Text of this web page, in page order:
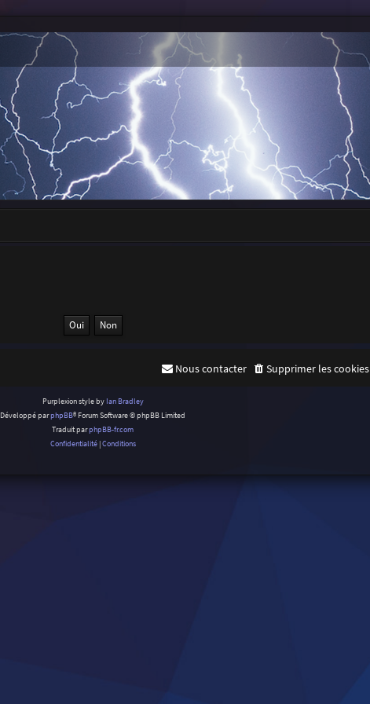
Supprimer les cookies
Nous contacter
Purplexion style by Ian Bradley
Développé parphpBB® Forum Software © phpBB Limited
Traduit parphpBB-fr.com
Confidentialité|Conditions